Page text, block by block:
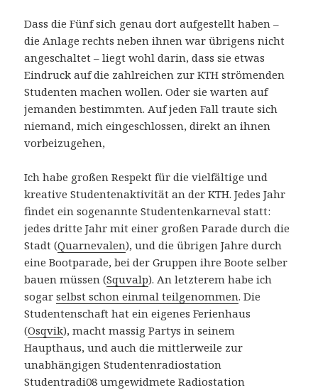
Dass die Fünf sich genau dort aufgestellt haben –
die Anlage rechts neben ihnen war übrigens nicht
angeschaltet – liegt wohl darin, dass sie etwas
Eindruck auf die zahlreichen zur KTH strömenden
Studenten machen wollen. Oder sie warten auf
jemanden bestimmten. Auf jeden Fall traute sich
niemand, mich eingeschlossen, direkt an ihnen
vorbeizugehen,
Ich habe großen Respekt für die vielfältige und
kreative Studentenaktivität an der KTH. Jedes Jahr
findet ein sogenannte Studentenkarneval statt:
jedes dritte Jahr mit einer großen Parade durch die
Stadt (Quarnevalen), und die übrigen Jahre durch
eine Bootparade, bei der Gruppen ihre Boote selber
bauen müssen (Squvalp). An letzterem habe ich
sogarselbst schon einmal teilgenommen. Die
Studentenschaft hat ein eigenes Ferienhaus
(Osqvik), macht massig Partys in seinem
Haupthaus, und auch die mittlerweile zur
unabhängigen Studentenradiostation
Studentradi08 umgewidmete Radiostation